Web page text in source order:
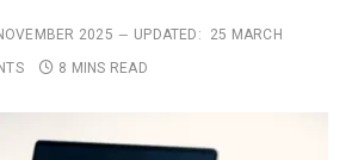
2025 UPDATED:
25 MARCH
8 MINS READ